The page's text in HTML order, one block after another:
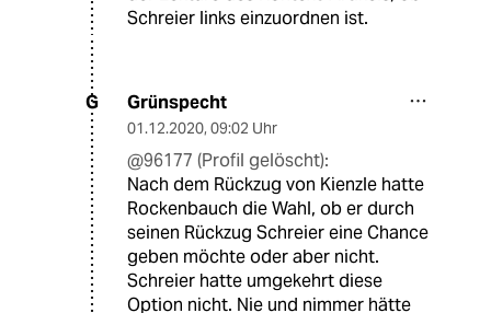
Schreier links einzuordnen ist.
G Grünspecht
01.12.2020, 09:02 Uhr
@96177 (Profil gelöscht):
Nach dem Rückzug von Kienzle hatte
Rockenbauch die Wahl, ob er durch
seinen Rückzug Schreier eine Chance
geben möchte oder aber nicht.
Schreier hatte umgekehrt diese
Option nicht. Nie und nimmer hätte